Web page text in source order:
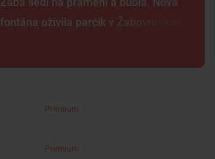
fontána oživila parčík v Žabovřeskách
Premium
Premium